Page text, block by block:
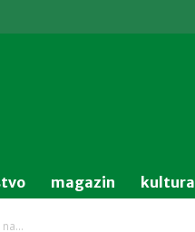
magazin kultura